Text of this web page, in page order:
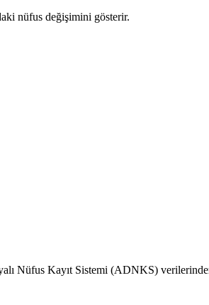
nüfus değişimini gösterir.
Nüfus Kayıt Sistemi (ADNKS)